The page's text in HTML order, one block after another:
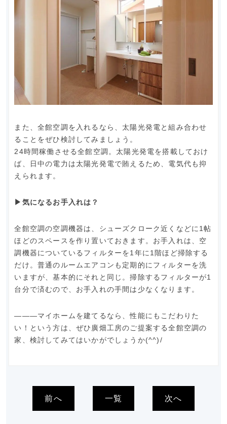
また、全館空調を入れるなら、太陽光発電と組み合わせ
ることをぜひ検討してみましょう。
24時間稼働させる全館空調。太陽光発電を搭載しておけ
ば、日中の電力は太陽光発電で賄えるため、電気代も抑
えられます。
▶︎気になるお手入れは？
全館空調の空調機器は、シューズクローク近くなどに1帖
ほどのスペースを作り置いておきます。お手入れは、空
調機器についているフィルターを1年に1階ほど掃除する
だけ。普通のルームエアコンも定期的にフィルターを洗
いますが、基本的にそれと同じ。掃除するフィルターが1
台分で済むので、お手入れの手間は少なくなります。
―――マイホームを建てるなら、性能にもこだわりた
い！という方は、ぜひ廣畑工房のご提案する全館空調の
家、検討してみてはいかがでしょうか(^^)/
前へ 一覧 次へ